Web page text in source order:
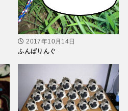
2017年10月14日
ふんばりんぐ